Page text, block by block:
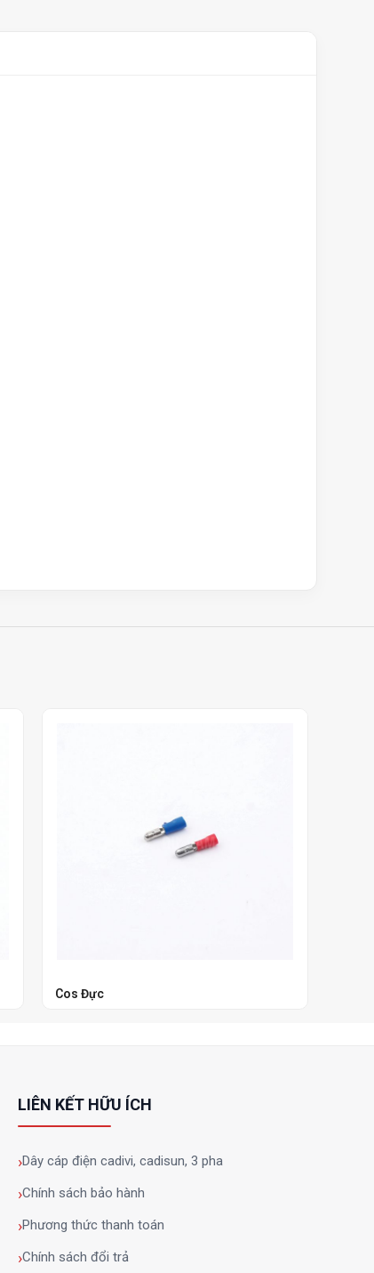
Cos Đực
LIÊN KẾT HỮU ÍCH
Dây cáp điện cadivi, cadisun, 3 pha
Chính sách bảo hành
Phương thức thanh toán
Chính sách đổi trả